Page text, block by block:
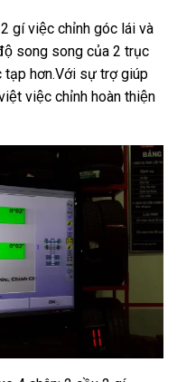
gí việc chỉnh góc lái và
song song của 2 trục
hơn.Với sự trợ giúp
việc chỉnh hoàn thiện